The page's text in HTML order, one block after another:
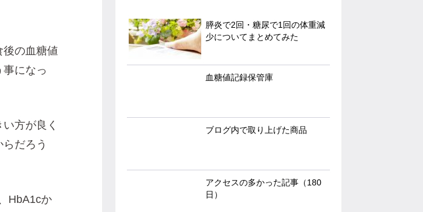
後の血糖値
になっ
方が良く
だろう
HbA1cか
膵炎で2回・糖尿で1回の体重減
少についてまとめてみた
血糖値記録保管庫
ブログ内で取り上げた商品
アクセスの多かった記事（180
日）